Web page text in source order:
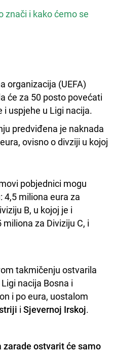
znači i kako ćemo se
organizacija (UEFA)
će za 50 posto povećati
i uspjehe u Ligi nacija.
predviđena je naknada
ovisno o divziji u kojoj
pobjednici mogu
4,5 miliona eura za
B, u kojoj je i
za Diviziju C, i
takmičenju ostvarila
nacija Bosna i
i po eura, uostalom
i Sjevernoj Irskoj.
ostvarit će samo